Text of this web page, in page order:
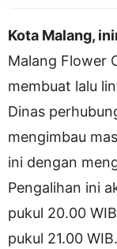
Kota Malang,
Malang Flower
membuat lalu
Dinas
mengimbau
ini dengan
Pengalihan ini
pukul 20.00
pukul 21.00 WIB.